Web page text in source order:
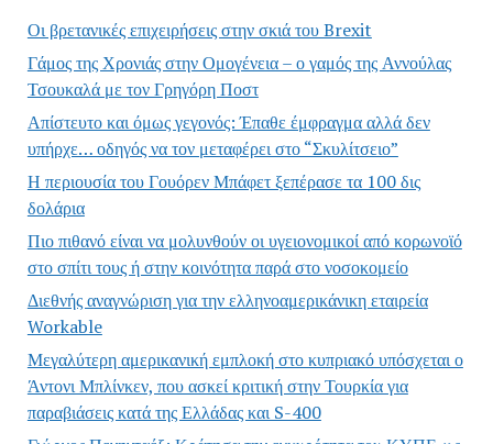
Οι βρετανικές επιχειρήσεις στην σκιά του Brexit
Γάμος της Χρονιάς στην Ομογένεια – ο γαμός της Αννούλας
Τσουκαλά με τον Γρηγόρη Ποστ
Απίστευτο και όμως γεγονός: Έπαθε έμφραγμα αλλά δεν
υπήρχε… οδηγός να τον μεταφέρει στο “Σκυλίτσειο”
Η περιουσία του Γουόρεν Μπάφετ ξεπέρασε τα 100 δις
δολάρια
Πιο πιθανό είναι να μολυνθούν οι υγειονομικοί από κορωνοϊό
στο σπίτι τους ή στην κοινότητα παρά στο νοσοκομείο
Διεθνής αναγνώριση για την ελληνοαμερικάνικη εταιρεία
Workable
Μεγαλύτερη αμερικανική εμπλοκή στο κυπριακό υπόσχεται ο
Άντονι Μπλίνκεν, που ασκεί κριτική στην Τουρκία για
παραβιάσεις κατά της Ελλάδας και S-400